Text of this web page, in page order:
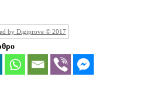
by Digiprove © 2017